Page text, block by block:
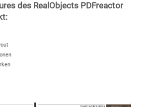
des RealObjects PDFreactor